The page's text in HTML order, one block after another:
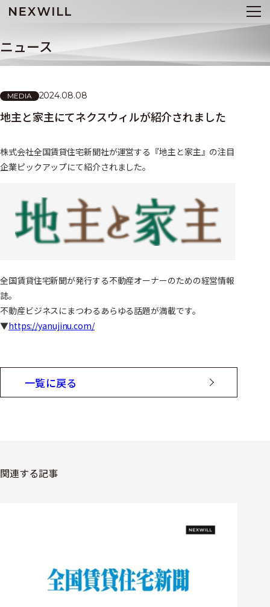
ニュース
MEDIA 2024.08.08
地主と家主にてネクスウィルが紹介されました
株式会社全国賃貸住宅新聞社が運営する『地主と家主』の注目
企業ピックアップにて紹介されました。
全国賃貸住宅新聞が発行する不動産オーナーのための経営情報
誌。
不動産ビジネスにまつわるあらゆる話題が満載です。
▼https://yanujinu.com/
一覧に戻る
関連する記事